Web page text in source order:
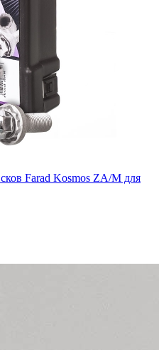
Farad Kosmos ZA/M для